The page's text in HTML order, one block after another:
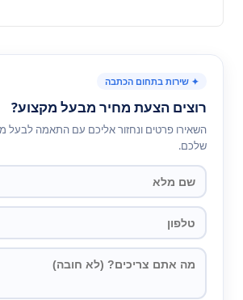
✦ שירות בתחום הכתבה
רוצים הצעת מחיר מבעל מקצוע?
השאירו פרטים ונחזור אליכם עם התאמה לבעל
שלכם.